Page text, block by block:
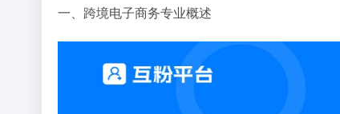
一、跨境电子商务专业概述